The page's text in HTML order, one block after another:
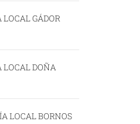
GÁDOR
LOCAL DOÑA
LOCAL BORNOS